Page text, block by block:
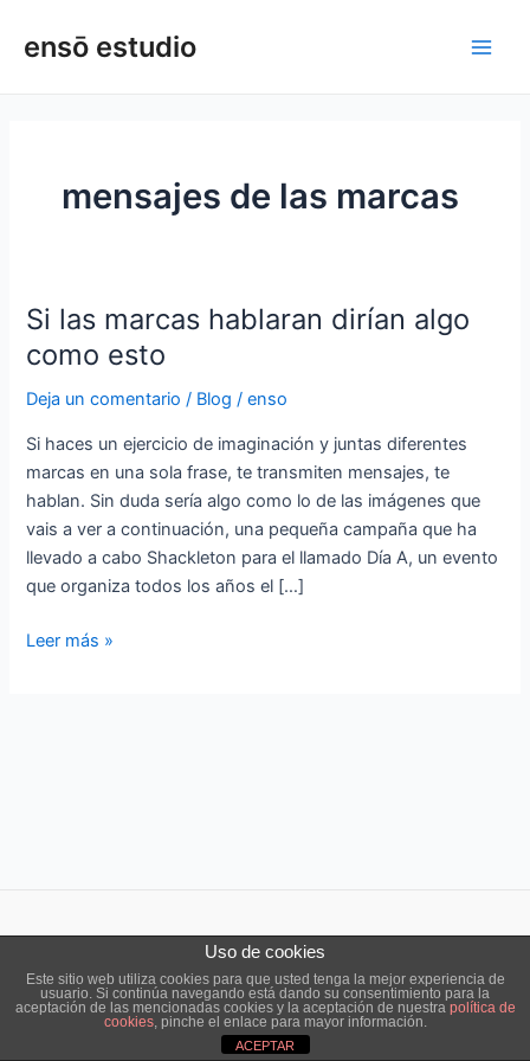
ensō estudio
mensajes de las marcas
Si las marcas hablaran dirían algo
como esto
Deja un comentario / Blog /enso
Si haces un ejercicio de imaginación y juntas diferentes
marcas en una sola frase, te transmiten mensajes, te
hablan. Sin duda sería algo como lo de las imágenes que
vais a ver a continuación, una pequeña campaña que ha
llevado a cabo Shackleton para el llamado Día A, un evento
que organiza todos los años el […]
Si
marcas
hablaran
algo
como
esto
Leer más »
Uso de cookies
Este sitio web utiliza cookies para que usted tenga la mejor experiencia de
usuario. Si continúa navegando está dando su consentimiento para la
aceptación de las mencionadas cookies y la aceptación de nuestra política de
cookies, pinche el enlace para mayor información.
ACEPTAR